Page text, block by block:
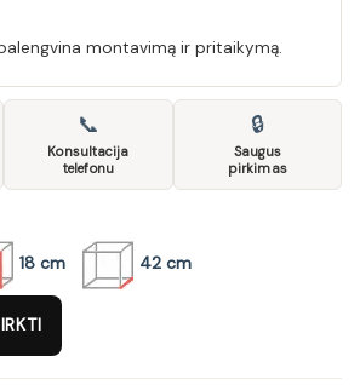
montavimą ir pritaikymą.
📞
Konsultacija
telefonu
🔒
Saugus
pirkimas
18 cm 42 cm
praustuvė GS203272